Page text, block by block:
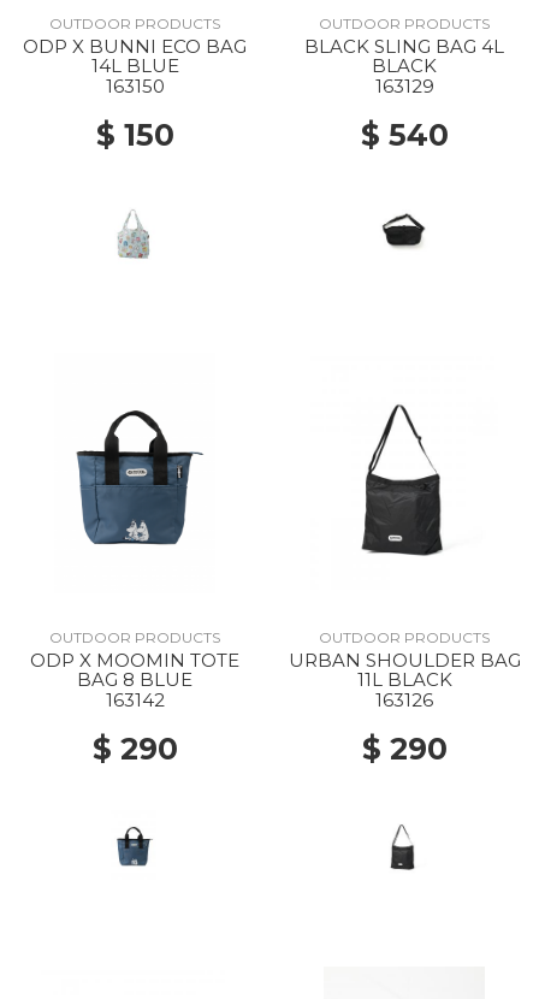
OUTDOOR PRODUCTS
ODP X BUNNI ECO BAG
14L BLUE
163150
$ 150
OUTDOOR PRODUCTS
BLACK SLING BAG 4L
BLACK
163129
$ 540
OUTDOOR PRODUCTS
ODP X MOOMIN TOTE
BAG 8 BLUE
163142
$ 290
OUTDOOR PRODUCTS
URBAN SHOULDER BAG
11L BLACK
163126
$ 290